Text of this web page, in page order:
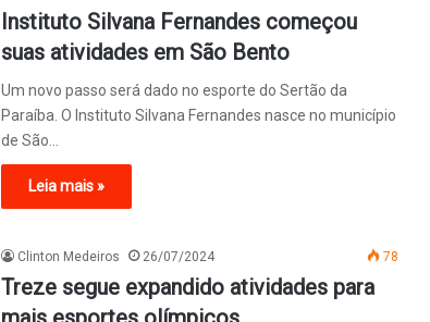
Instituto Silvana Fernandes começou
suas atividades em São Bento
Um novo passo será dado no esporte do Sertão da
Paraíba. O Instituto Silvana Fernandes nasce no município
de São…
Leia mais »
Clinton Medeiros 26/07/2024 78
Treze segue expandido atividades para